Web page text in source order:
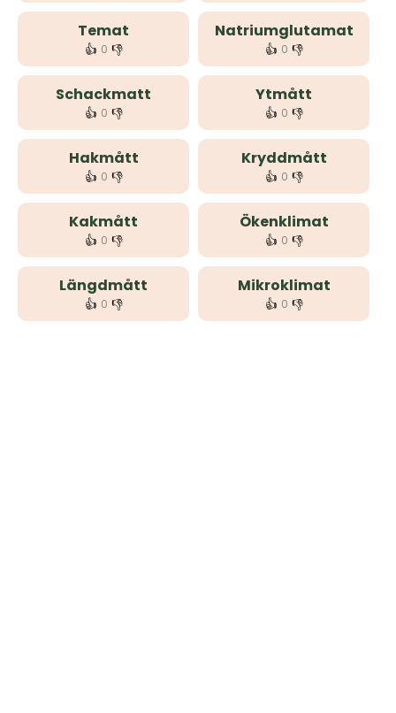
Temat
👍 0 👎
Natriumglutamat
👍 0 👎
Schackmatt
👍 0 👎
Ytmått
👍 0 👎
Hakmått
👍 0 👎
Kryddmått
👍 0 👎
Kakmått
👍 0 👎
Ökenklimat
👍 0 👎
Längdmått
👍 0 👎
Mikroklimat
👍 0 👎